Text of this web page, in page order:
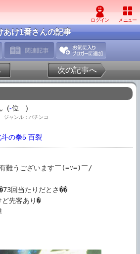
あけ1番さんの記事
次の記事へ
(-位 )
ジャンル：パチンコ
の拳5 百裂
難うございます￣(=∵=)￣/
回当たりだとさ��
先客あり�